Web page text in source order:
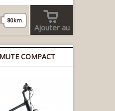
80km
Ajouter au
panier
COMPACT